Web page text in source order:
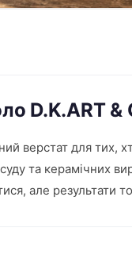
D.K.ART &
верстат для тих,
та керамічних
але результати